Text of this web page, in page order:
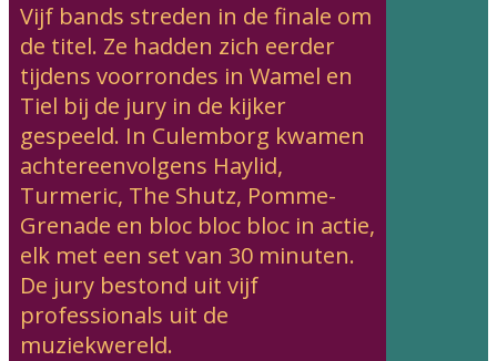
Vijf bands streden in de finale om
de titel. Ze hadden zich eerder
tijdens voorrondes in Wamel en
Tiel bij de jury in de kijker
gespeeld. In Culemborg kwamen
achtereenvolgens Haylid,
Turmeric, The Shutz, Pomme-
Grenade en bloc bloc bloc in actie,
elk met een set van 30 minuten.
De jury bestond uit vijf
professionals uit de
muziekwereld.